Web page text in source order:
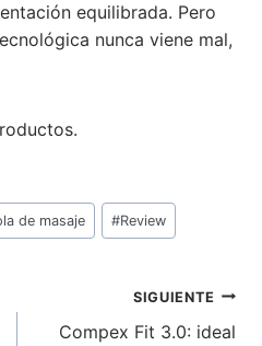
equilibrada. Pero
nunca viene mal,
de masaje #Review
SIGUIENTE
Compex Fit 3.0: ideal